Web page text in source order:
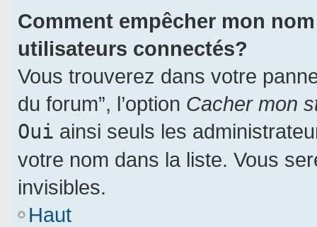
Comment empêcher mon
utilisateurs connectés?
Vous trouverez dans votre
du forum”, l’option Cacher mon
Oui ainsi seuls les
votre nom dans la liste. Vous
invisibles.
Haut